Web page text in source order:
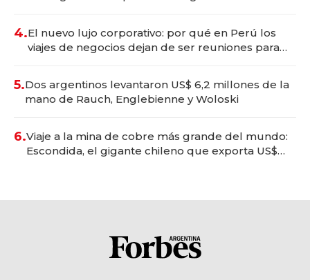
4.El nuevo lujo corporativo: por qué en Perú los
viajes de negocios dejan de ser reuniones para
5.Dos argentinos levantaron US$ 6,2 millones de la
mano de Rauch, Englebienne y Woloski
6.Viaje a la mina de cobre más grande del mundo:
Escondida, el gigante chileno que exporta US$